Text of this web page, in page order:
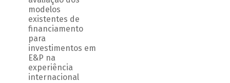
modelos
existentes de
financiamento
para
investimentos em
E&P na
experiência
internacional